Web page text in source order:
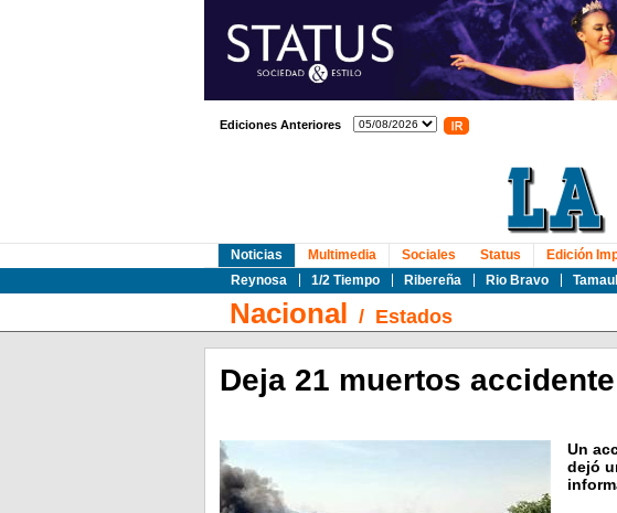
Ediciones Anteriores
Noticias
Reynosa
1/2 Tiempo Ribereña Rio Bravo
Multimedia Sociales Status Edición
Nacional / Estados
Deja 21 muertos
Un
dejó